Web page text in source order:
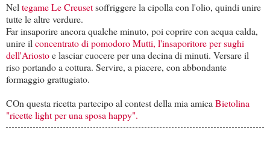
Nel tegame Le Creusetsoffriggere la cipolla con l'olio, quindi unire
tutte le altre verdure.
Far insaporire ancora qualche minuto, poi coprire con acqua calda,
unire il concentratodi pomodoro Mutti, l'insaporitore per sughi
dell'Ariostoe lasciar cuocere per una decina di minuti. Versare il
riso portando a cottura. Servire, a piacere, con abbondante
formaggio grattugiato.
COn questa ricetta partecipo al contest della mia amica Bietolina
"ricette light per una sposa happy".